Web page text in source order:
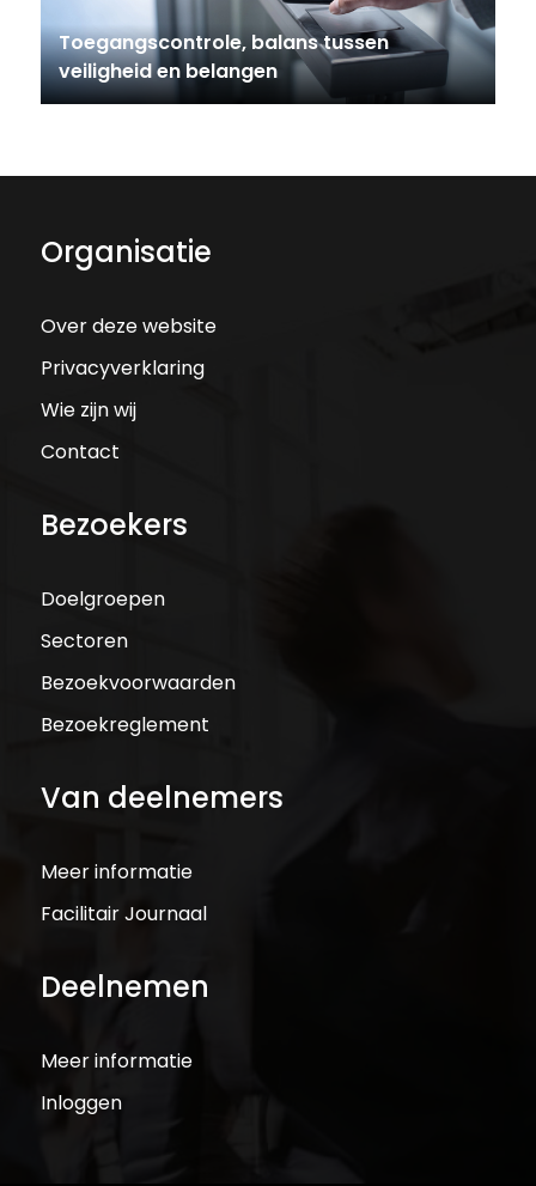
Toegangscontrole, balans tussen
veiligheid en belangen
Organisatie
Over deze website
Privacyverklaring
Wie zijn wij
Contact
Bezoekers
Doelgroepen
Sectoren
Bezoekvoorwaarden
Bezoekreglement
Van deelnemers
Meer informatie
Facilitair Journaal
Deelnemen
Meer informatie
Inloggen